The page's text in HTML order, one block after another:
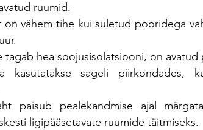
ruumid.
vähem tihe kui suletud pooridega
tagab hea soojusisolatsiooni, on
kasutatakse sageli piirkondades,
paisub pealekandmise ajal
ligipääsetavate ruumide täitmiseks.